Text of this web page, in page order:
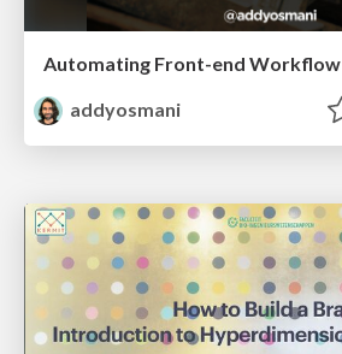
Automating Front-end Workflow
addyosmani